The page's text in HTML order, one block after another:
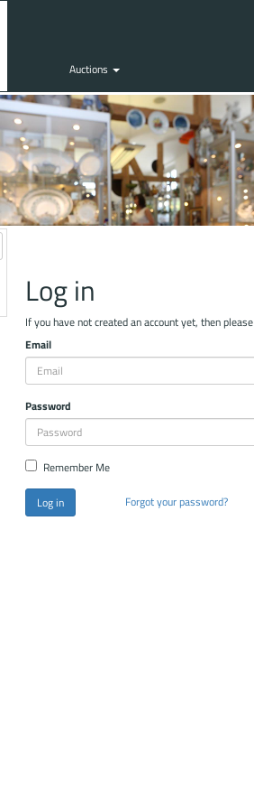
Auctions
Log in
If you have not created an account yet, then please
Email
Password
Remember Me
Log in Forgot your password?